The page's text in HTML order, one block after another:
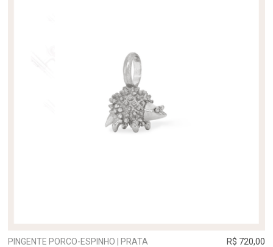
PINGENTE PORCO-ESPINHO | PRATA R$ 720,00